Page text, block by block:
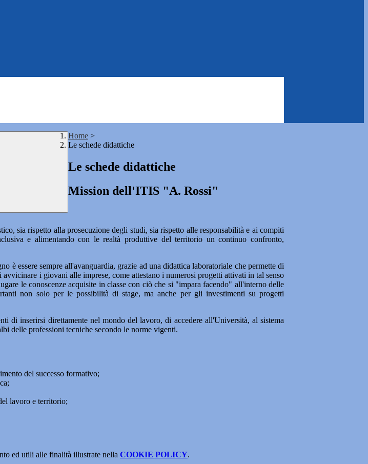
Home >
Le schede didattiche
Le schede didattiche
Mission dell'ITIS "A. Rossi"
sia rispetto alla prosecuzione degli studi, sia rispetto alle responsabilità e ai compiti
e alimentando con le realtà produttive del territorio un continuo confronto,
essere sempre all'avanguardia, grazie ad una didattica laboratoriale che permette di
i giovani alle imprese, come attestano i numerosi progetti attivati in tal senso
le conoscenze acquisite in classe con ciò che si "impara facendo" all'interno delle
non solo per le possibilità di stage, ma anche per gli investimenti su progetti
di inserirsi direttamente nel mondo del lavoro, di accedere all'Università, al sistema
delle professioni tecniche secondo le norme vigenti.
del successo formativo;
lavoro e territorio;
ed utili alle finalità illustrate nella COOKIE POLICY.